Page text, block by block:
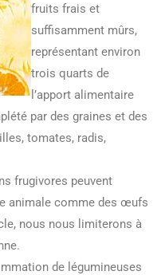
fruits frais et
suffisamment mûrs,
représentant environ
trois quarts de
l’apport alimentaire
par des graines et des
tomates, radis,
frugivores peuvent
animale comme des œufs
nous nous limiterons à
de légumineuses